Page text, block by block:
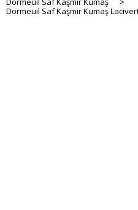
Dormeuil Saf Kaşmir Kumaş